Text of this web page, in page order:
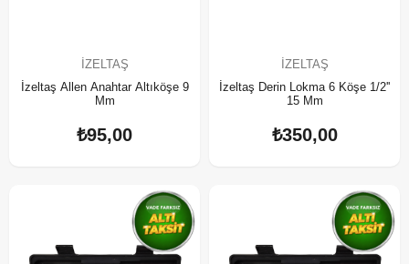
İZELTAŞ
İzeltaş Allen Anahtar Altıköşe 9
Mm
₺95,00
İZELTAŞ
İzeltaş Derin Lokma 6 Köşe 1/2''
15 Mm
₺350,00